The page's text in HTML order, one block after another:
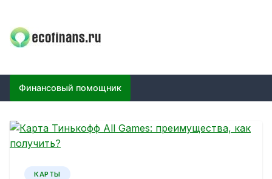
content
ECOFINANS
Финансовый помощник
КАРТЫ